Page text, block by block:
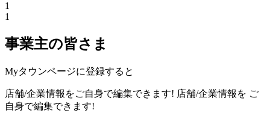
1
1
事業主の皆さま
Myタウンページに登録すると
店舗/企業情報をご自身で編集できます! 店舗/企業情報を ご
自身で編集できます!